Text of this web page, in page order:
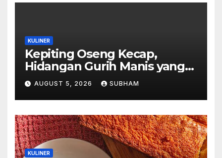
KULINER
Kepiting Oseng Kecap,
Hidangan Gurih Manis yang
Selalu Menggugah Selera di
Setiap Suapan
AUGUST 5, 2026 SUBHAM
KULINER